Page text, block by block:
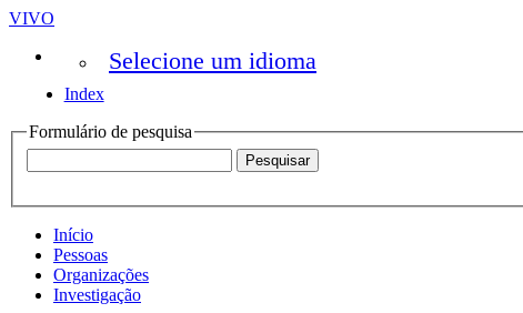
VIVO
Selecione um idioma
Index
Formulário de pesquisa
Início
Pessoas
Organizações
Investigação